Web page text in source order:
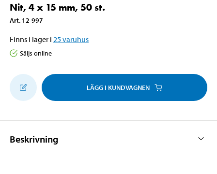
Nit, 4 x 15 mm, 50 st.
Art. 12-997
Finns i lager i 25varuhus
Säljs online
LÄGG I KUNDVAGNEN
Beskrivning